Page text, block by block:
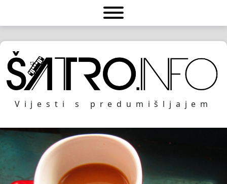
Vijesti s predumišljajem